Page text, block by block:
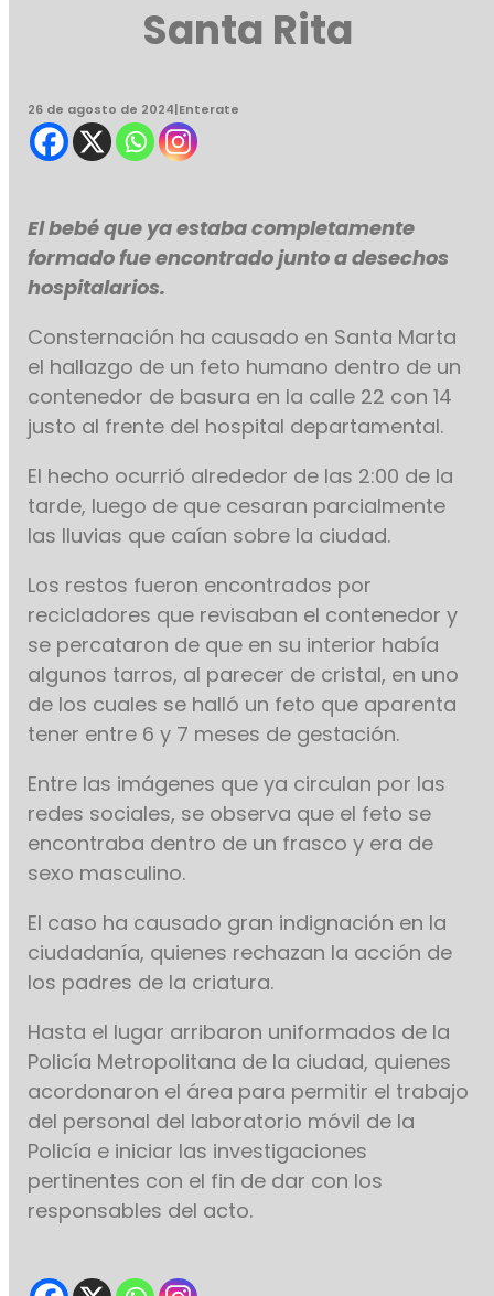
Santa Rita
26 de agosto de 2024|Enterate
El bebé que ya estaba completamente
formado fue encontrado junto a desechos
hospitalarios.
Consternación ha causado en Santa Marta
el hallazgo de un feto humano dentro de un
contenedor de basura en la calle 22 con 14
justo al frente del hospital departamental.
El hecho ocurrió alrededor de las 2:00 de la
tarde, luego de que cesaran parcialmente
las lluvias que caían sobre la ciudad.
Los restos fueron encontrados por
recicladores que revisaban el contenedor y
se percataron de que en su interior había
algunos tarros, al parecer de cristal, en uno
de los cuales se halló un feto que aparenta
tener entre 6 y 7 meses de gestación.
Entre las imágenes que ya circulan por las
redes sociales, se observa que el feto se
encontraba dentro de un frasco y era de
sexo masculino.
El caso ha causado gran indignación en la
ciudadanía, quienes rechazan la acción de
los padres de la criatura.
Hasta el lugar arribaron uniformados de la
Policía Metropolitana de la ciudad, quienes
acordonaron el área para permitir el trabajo
del personal del laboratorio móvil de la
Policía e iniciar las investigaciones
pertinentes con el fin de dar con los
responsables del acto.